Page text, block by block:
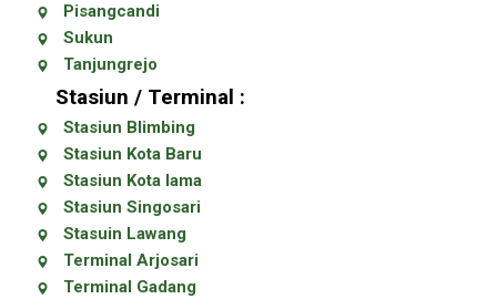
Pisangcandi
Sukun
Tanjungrejo
Stasiun / Terminal :
Stasiun Blimbing
Stasiun Kota Baru
Stasiun Kota lama
Stasiun Singosari
Stasuin Lawang
Terminal Arjosari
Terminal Gadang